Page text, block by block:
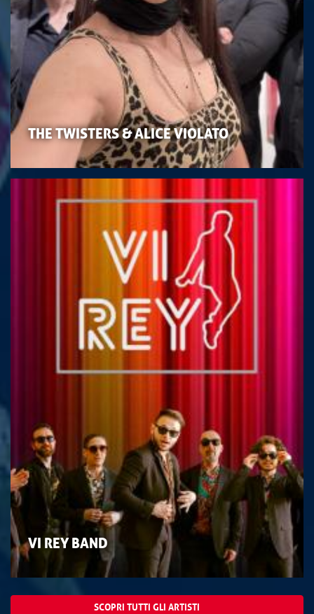
THE TWISTERS & ALICE VIOLATO
VI REY BAND
SCOPRI TUTTI GLI ARTISTI